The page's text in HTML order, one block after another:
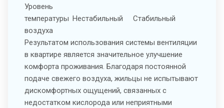
Уровень
температуры
воздуха
Нестабильный Стабильный
Результатом использования системы вентиляции
в квартире является значительное улучшение
комфорта проживания. Благодаря постоянной
подаче свежего воздуха, жильцы не испытывают
дискомфортных ощущений, связанных с
недостатком кислорода или неприятными